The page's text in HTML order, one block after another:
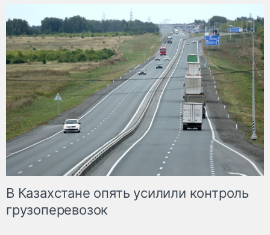
В Казахстане опять усилили контроль
грузоперевозок